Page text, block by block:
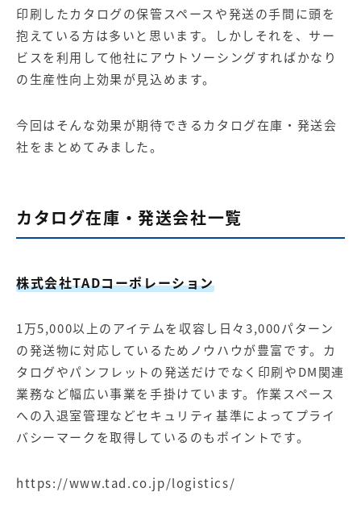
広告プロモーションの製品
【クリニック向け】新規集患
Web広告サービス
【歯科業界向け】新規集患
Web広告パッケージ
商圏ねらいうちパッケージ
WEBプラス
印刷したカタログの保管スペースや発送の手間に頭を
抱えている方は多いと思います。しかしそれを、サー
ビスを利用して他社にアウトソーシングすればかなり
の生産性向上効果が見込めます。
今回はそんな効果が期待できるカタログ在庫・発送会
社をまとめてみました。
カタログ在庫・発送会社一覧
株式会社TADコーポレーション
1万5,000以上のアイテムを収容し日々3,000パターン
の発送物に対応しているためノウハウが豊富です。カ
タログやパンフレットの発送だけでなく印刷やDM関連
業務など幅広い事業を手掛けています。作業スペース
への入退室管理などセキュリティ基準によってプライ
バシーマークを取得しているのもポイントです。
https://www.tad.co.jp/logistics/